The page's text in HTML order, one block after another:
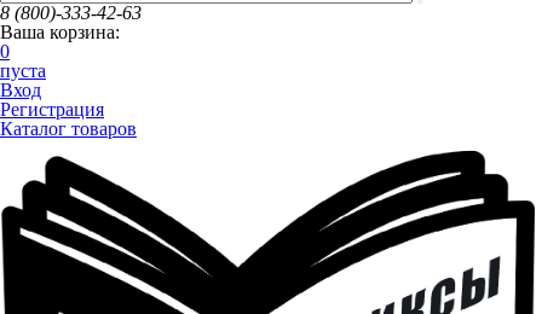
8 (800)-333-42-63
Ваша корзина:
0
пуста
Вход
Регистрация
Каталог товаров